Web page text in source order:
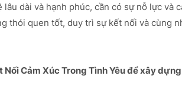
dài và hạnh phúc, cần có sự nỗ lực và
thói quen tốt, duy trì sự kết nối và cùng
Nối Cảm Xúc Trong Tình Yêu để xây